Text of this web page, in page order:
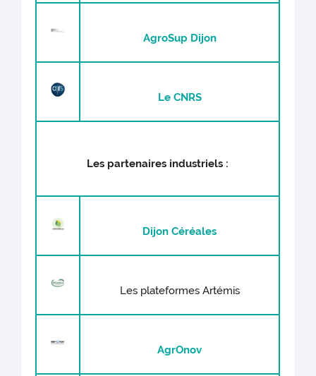
AgroSup Dijon
Le CNRS
Les partenaires industriels :
Dijon Céréales
Les plateformes Artémis
AgrOnov